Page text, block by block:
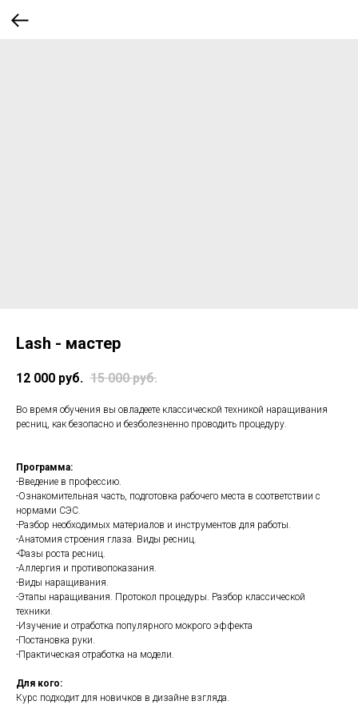
Lash - мастер
12 000 руб. 15 000 руб.
Во время обучения вы овладеете классической техникой наращивания
ресниц, как безопасно и безболезненно проводить процедуру.
Программа:
-Введение в профессию.
-Ознакомительная часть, подготовка рабочего места в соответствии с
нормами СЭС.
-Разбор необходимых материалов и инструментов для работы.
-Анатомия строения глаза. Виды ресниц.
-Фазы роста ресниц.
-Аллергия и противопоказания.
-Виды наращивания.
-Этапы наращивания. Протокол процедуры. Разбор классической
техники.
-Изучение и отработка популярного мокрого эффекта
-Постановка руки.
-Практическая отработка на модели.
Для кого:
Курс подходит для новичков в дизайне взгляда.